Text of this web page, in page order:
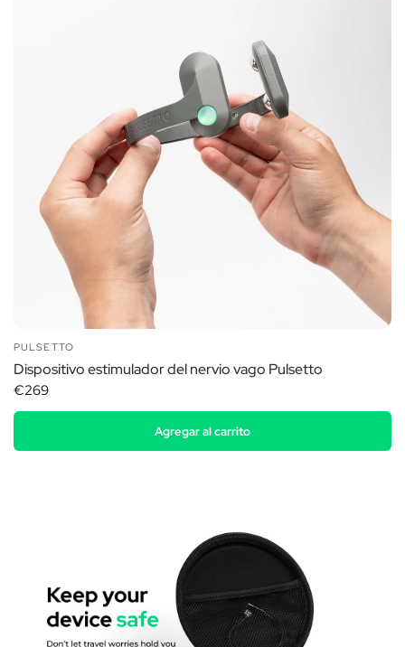
PULSETTO
Dispositivo estimulador del nervio vago Pulsetto
€269
Agregar al carrito